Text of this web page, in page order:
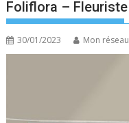
Foliflora –
30/01/2023 Mon